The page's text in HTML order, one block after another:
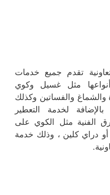
تقدم جميع خدمات
مثل غسيل وكوي
والشماغ والفساتين وكذلك
لخدمة التعطير
الفنية مثل الكوي على
دراي كلين ، وذلك خدمة